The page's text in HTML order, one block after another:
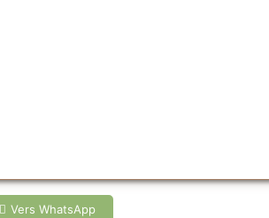
Vers WhatsApp